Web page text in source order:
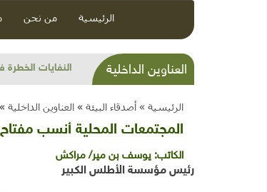
الرئيسية من نحن
العناوين الداخلية النفايات
الرئيسية » أصدقاء البيئة » العناوين الداخلية »
المجتمعات المحلية أنسب
الكاتب: يوسف بن مير/ مراكش
رئيس مؤسسة الأطلس الكبير